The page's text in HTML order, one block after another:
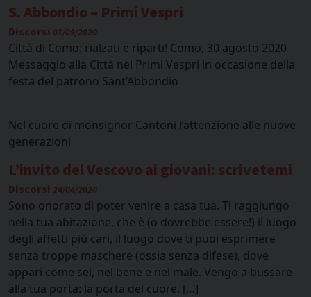
S. Abbondio – Primi Vespri
Discorsi 01/09/2020
Città di Como: rialzati e riparti! Como, 30 agosto 2020
Messaggio alla Città nei Primi Vespri in occasione della
festa del patrono Sant’Abbondio
Nel cuore di monsignor Cantoni l’attenzione alle nuove
generazioni
L’invito del Vescovo ai giovani: scrivetemi
Discorsi 24/04/2020
Sono onorato di poter venire a casa tua. Ti raggiungo
nella tua abitazione, che è (o dovrebbe essere!) il luogo
degli affetti più cari, il luogo dove ti puoi esprimere
senza troppe maschere (ossia senza difese), dove
appari come sei, nel bene e nel male. Vengo a bussare
alla tua porta: la porta del cuore. […]